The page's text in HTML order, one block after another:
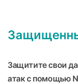
Защитите свои
атак с помощью